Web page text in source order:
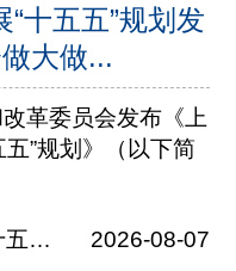
“十五五”规划发
大做...
革委员会发布《上
”规划》（以下简
上海促进民营经济发展“十五五”规划发...
2026-08-07